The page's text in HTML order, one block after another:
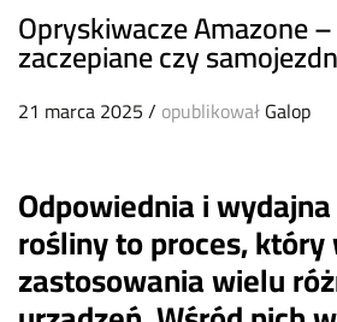
Opryskiwacze Amazone
zaczepiane czy
21 marca 2025/ opublikowałGalop
Odpowiednia i
rośliny to proces,
zastosowania wielu